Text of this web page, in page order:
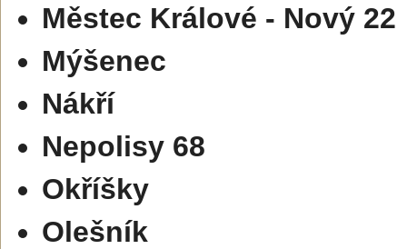
Městec Králové - Nový 22
Mýšenec
Nákří
Nepolisy 68
Okříšky
Olešník